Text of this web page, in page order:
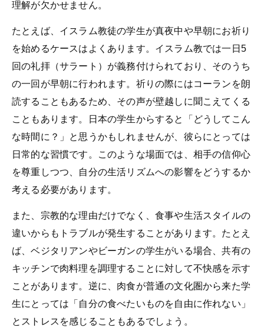
理解が欠かせません。
たとえば、イスラム教徒の学生が真夜中や早朝にお祈り
を始めるケースはよくあります。イスラム教では一日5
回の礼拝（サラート）が義務付けられており、そのうち
の一回が早朝に行われます。祈りの際にはコーランを朗
読することもあるため、その声が壁越しに聞こえてくる
こともあります。日本の学生からすると「どうしてこん
な時間に？」と思うかもしれませんが、彼らにとっては
日常的な習慣です。このような場面では、相手の信仰心
を尊重しつつ、自分の生活リズムへの影響をどうするか
考える必要があります。
また、宗教的な理由だけでなく、食事や生活スタイルの
違いからもトラブルが発生することがあります。たとえ
ば、ベジタリアンやビーガンの学生がいる場合、共有の
キッチンで肉料理を調理することに対して不快感を示す
ことがあります。逆に、肉食が普通の文化圏から来た学
生にとっては「自分の食べたいものを自由に作れない」
とストレスを感じることもあるでしょう。